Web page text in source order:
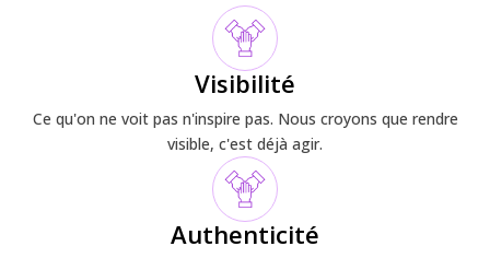
Visibilité
Ce qu'on ne voit pas n'inspire pas. Nous croyons que rendre
visible, c'est déjà agir.
Authenticité